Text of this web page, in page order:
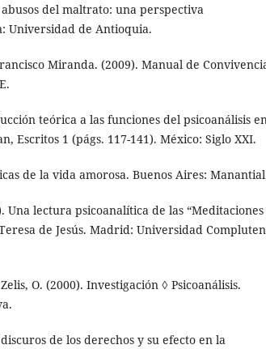
abusos del maltrato: una perspectiva
Universidad de Antioquia.
Miranda. (2009). Manual de
teórica a las funciones del psicoanálisis
Escritos 1 (págs. 117-141). México: Siglo XXI.
de la vida amorosa. Buenos Aires:
Una lectura psicoanalítica de las “Meditaciones
de Jesús. Madrid: Universidad
O. (2000). Investigación ◊ Psicoanálisis.
de los derechos y su efecto en la